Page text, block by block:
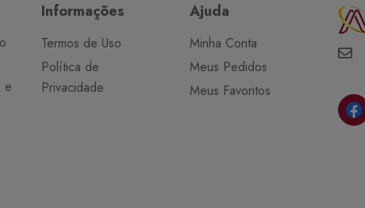
e
Informações
Termos de Uso
Política de
Privacidade
Ajuda
Minha Conta
Meus Pedidos
Meus Favoritos